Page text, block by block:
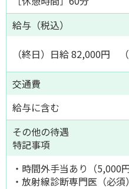
給与（税込）
（終日）日給 82,000円
交通費
給与に含む
その他の待遇
特記事項
・時間外手当あり（5,000
・放射線診断専門医（必須）